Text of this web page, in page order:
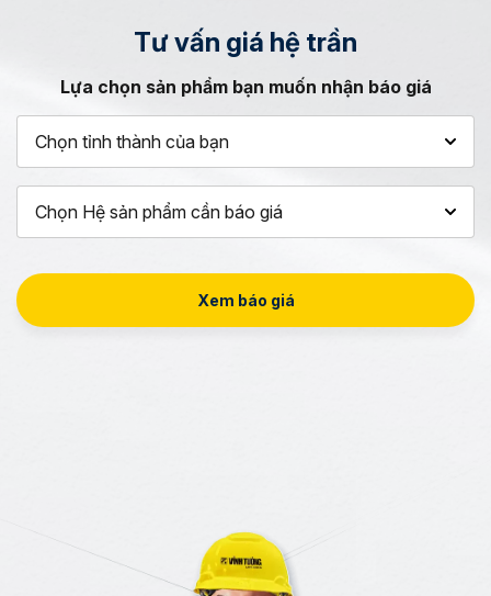
Tư vấn giá hệ trần
Lựa chọn sản phẩm bạn muốn nhận báo giá